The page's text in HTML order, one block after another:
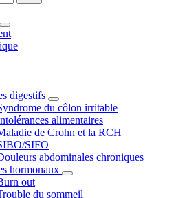
digestifs
du côlon irritable
alimentaires
de Crohn et la RCH
SIFO
abdominales chroniques
hormonaux
out
du sommeil